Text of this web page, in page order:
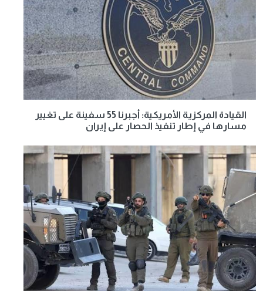
القيادة المركزية الأمريكية: أجبرنا 55 سفينة على تغيير
مسارها في إطار تنفيذ الحصار على إيران